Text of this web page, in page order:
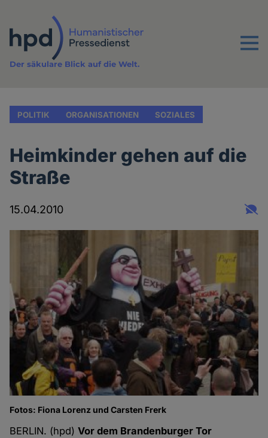
Inhalt
Menu
Der säkulare Blick auf die Welt.
POLITIK ORGANISATIONEN SOZIALES
Heimkinder gehen auf die
Straße
15.04.2010
Fotos: Fiona Lorenz und Carsten Frerk
BERLIN. (hpd)Vor dem Brandenburger Tor